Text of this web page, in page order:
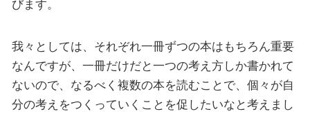
びます。
我々としては、それぞれ一冊ずつの本はもちろん重要
なんですが、一冊だけだと一つの考え方しか書かれて
ないので、なるべく複数の本を読むことで、個々が自
分の考えをつくっていくことを促したいなと考えまし